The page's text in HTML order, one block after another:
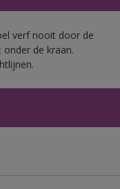
verf nooit door de
de kraan.